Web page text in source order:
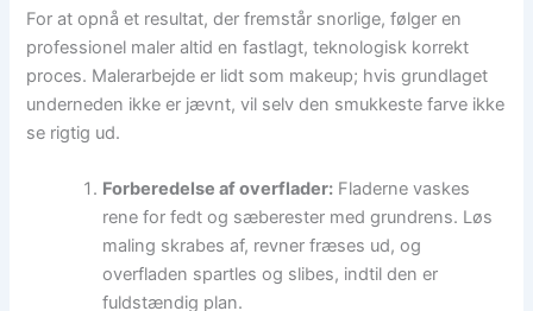
For at opnå et resultat, der fremstår snorlige, følger en
professionel maler altid en fastlagt, teknologisk korrekt
proces. Malerarbejde er lidt som makeup; hvis grundlaget
underneden ikke er jævnt, vil selv den smukkeste farve ikke
se rigtig ud.
Forberedelse af overflader: Fladerne vaskes
rene for fedt og sæberester med grundrens. Løs
maling skrabes af, revner fræses ud, og
overfladen spartles og slibes, indtil den er
fuldstændig plan.